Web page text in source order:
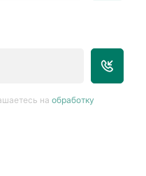
наобработку